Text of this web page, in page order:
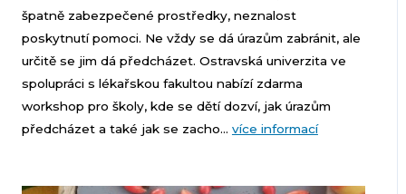
špatně zabezpečené prostředky, neznalost
poskytnutí pomoci. Ne vždy se dá úrazům zabránit, ale
určitě se jim dá předcházet. Ostravská univerzita ve
spolupráci s lékařskou fakultou nabízí zdarma
workshop pro školy, kde se dětí dozví, jak úrazům
předcházet a také jak se zacho... více informací